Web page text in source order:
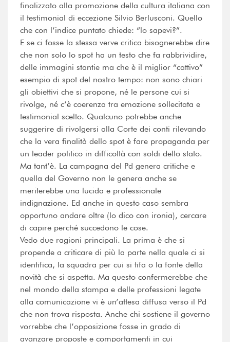
finalizzato alla promozione della cultura italiana con
il testimonial di eccezione Silvio Berlusconi. Quello
che con l’indice puntato chiede: “lo sapevi?”.
E se ci fosse la stessa verve critica bisognerebbe dire
che non solo lo spot ha un testo che fa rabbrividire,
delle immagini stantie ma che è il miglior “cattivo”
esempio di spot del nostro tempo: non sono chiari
gli obiettivi che si propone, né le persone cui si
rivolge, né c’è coerenza tra emozione sollecitata e
testimonial scelto. Qualcuno potrebbe anche
suggerire di rivolgersi alla Corte dei conti rilevando
che la vera finalità dello spot è fare propaganda per
un leader politico in difficoltà con soldi dello stato.
Ma tant’è. La campagna del Pd genera critiche e
quella del Governo non le genera anche se
meriterebbe una lucida e professionale
indignazione. Ed anche in questo caso sembra
opportuno andare oltre (lo dico con ironia), cercare
di capire perché succedono le cose.
Vedo due ragioni principali. La prima è che si
propende a criticare di più la parte nella quale ci si
identifica, la squadra per cui si tifa o la fonte della
novità che si aspetta. Ma questo confermerebbe che
nel mondo della stampa e delle professioni legate
alla comunicazione vi è un’attesa diffusa verso il Pd
che non trova risposta. Anche chi sostiene il governo
vorrebbe che l’opposizione fosse in grado di
avanzare proposte e comportamenti in cui